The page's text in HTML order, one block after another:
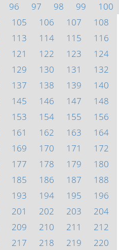
96 97 98 99
100
105 106 107
108
113 114 115
116
121 122 123
124
129 130 131
132
137 138 139
140
145 146 147
148
153 154 155
156
161 162 163
164
169 170 171
172
177 178 179
180
185 186 187
188
193 194 195
196
201 202 203
204
209 210 211
212
217 218 219
220